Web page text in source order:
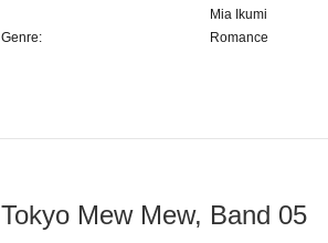
Genre:
Mia Ikumi
Romance
Tokyo Mew Mew, Band 05